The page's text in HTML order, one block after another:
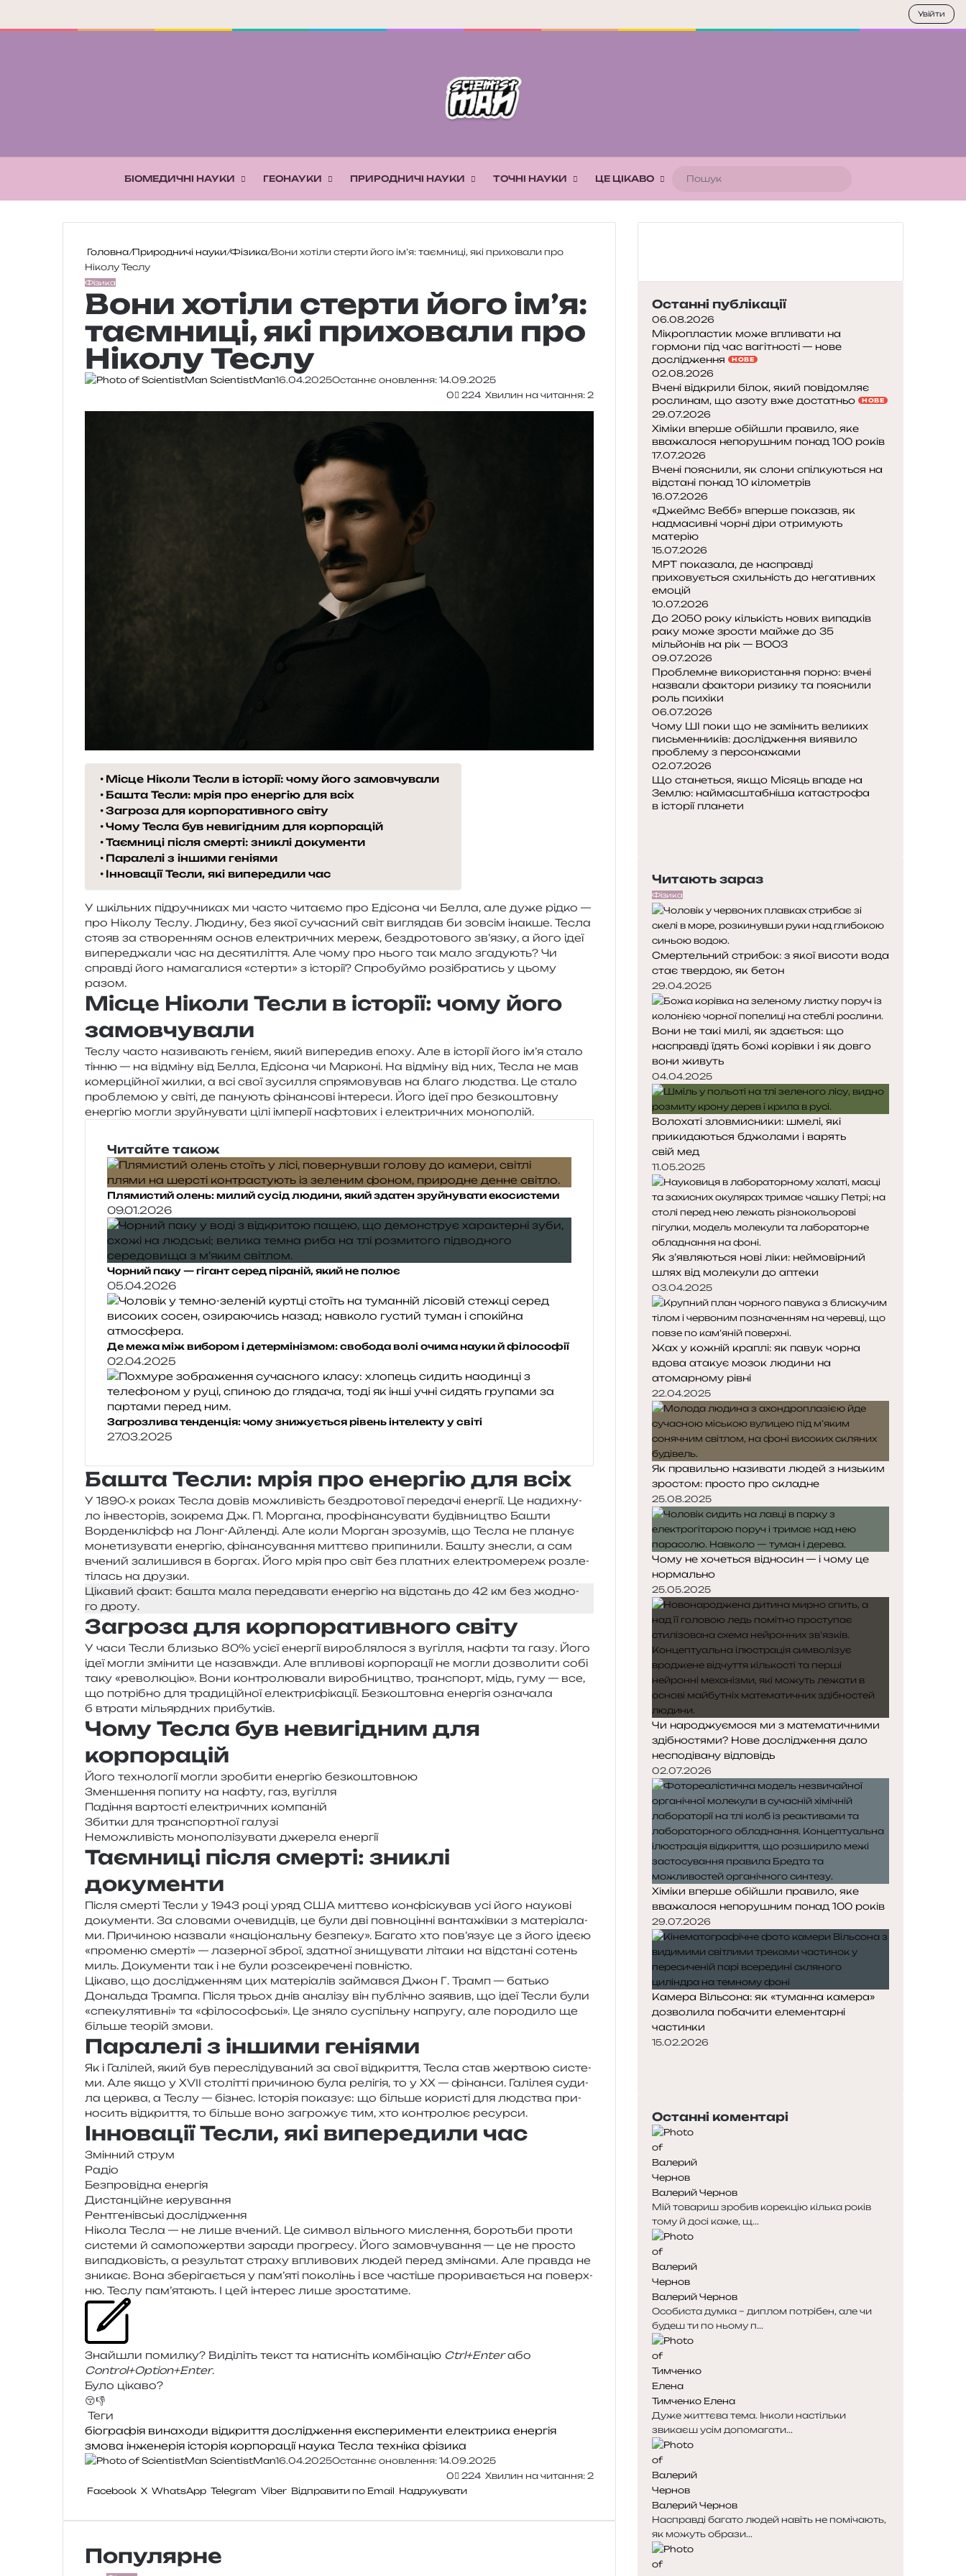
БІОМЕДИЧНІ НАУКИ ГЕОНАУКИ ПРИРОДНИЧІ НАУКИ ТОЧНІ НАУКИ ЦЕ ЦІКАВО
Головна/Природничі науки/Фізика/Вони хотіли стерти його ім’я: таємниці, які приховали про
Ніколу Теслу
Фізика
Вони хотіли стерти його ім’я:
таємниці, які приховали про
Ніколу Теслу
ScientistMan16.04.2025Останнє оновлення: 14.09.2025
0
224 Хвилин на читання: 2
Місце Ніколи Тесли в історії: чому його замовчували
Башта Тесли: мрія про енергію для всіх
Загроза для корпоративного світу
Чому Тесла був невигідним для корпорацій
Таємниці після смерті: зниклі документи
Паралелі з іншими геніями
Інновації Тесли, які випередили час
У шкіль­них під­ру­чни­ках ми часто чита­є­мо про Едісона чи Белла, але дуже рідко —
про Ніколу Теслу. Людину, без якої суча­сний світ вигля­дав би зов­сім іна­кше. Тесла
стояв за ство­ре­н­ням основ еле­ктри­чних мереж, без­дро­то­во­го зв’язку, а його ідеї
випе­ре­джа­ли час на деся­ти­лі­т­тя. Але чому про нього так мало зга­ду­ють? Чи
справ­ді його нама­га­ли­ся «стер­ти» з істо­рії? Спробуймо розі­бра­тись у цьому
разом.
Місце Ніколи Тесли в історії: чому його
замовчували
Теслу часто нази­ва­ють гені­єм, який випе­ре­див епоху. Але в істо­рії його ім’я стало
тінню — на від­мі­ну від Белла, Едісона чи Марконі. На від­мі­ну від них, Тесла не мав
комер­цій­ної жилки, а всі свої зуси­л­ля спря­мо­ву­вав на благо люд­ства. Це стало
про­бле­мою у світі, де пану­ють фінан­со­ві інте­ре­си. Його ідеї про без­ко­штов­ну
енер­гію могли зруй­ну­ва­ти цілі імпе­рії нафто­вих і еле­ктри­чних монополій.
Читайте також
Плямистий олень: милий сусід людини, який здатен зруйнувати екосистеми
09.01.2026
Чорний паку — гігант серед піраній, який не полює
05.04.2026
Де межа між вибором і детермінізмом: свобода волі очима науки й філософії
02.04.2025
Загрозлива тенденція: чому знижується рівень інтелекту у світі
27.03.2025
Башта Тесли: мрія про енергію для всіх
У 1890‑х роках Тесла довів можли­вість без­дро­то­вої пере­да­чі енер­гії. Це нади­хну­
ло інве­сто­рів, зокре­ма Дж. П. Моргана, про­фі­нан­су­ва­ти будів­ни­цтво Башти
Ворденкліфф на Лонг-Айленді. Але коли Морган зро­зу­мів, що Тесла не пла­нує
моне­ти­зу­ва­ти енер­гію, фінан­су­ва­н­ня мит­тє­во при­пи­ни­ли. Башту зне­сли, а сам
вче­ний зали­шив­ся в бор­гах. Його мрія про світ без пла­тних еле­ктро­ме­реж роз­ле­
ті­лась на друзки.
Цікавий факт: башта мала пере­да­ва­ти енер­гію на від­стань до 42 км без жодно­
го дроту.
Загроза для корпоративного світу
У часи Тесли близь­ко 80% усієї енер­гії виро­бля­ло­ся з вугі­л­ля, нафти та газу. Його
ідеї могли змі­ни­ти це назав­жди. Але впли­во­ві кор­по­ра­ції не могли дозво­ли­ти собі
таку «рево­лю­цію». Вони кон­тро­лю­ва­ли виро­бни­цтво, транс­порт, мідь, гуму — все,
що потрі­бно для тра­ди­цій­ної еле­ктри­фі­ка­ції. Безкоштовна енер­гія озна­ча­ла
б втра­ти мільяр­дних прибутків.
Чому Тесла був невигідним для
корпорацій
Його техно­ло­гії могли зро­би­ти енер­гію безкоштовною
Зменшення попи­ту на нафту, газ, вугілля
Падіння вар­то­сті еле­ктри­чних компаній
Збитки для транс­порт­ної галузі
Неможливість моно­по­лі­зу­ва­ти дже­ре­ла енергії
Таємниці після смерті: зниклі
документи
Після смер­ті Тесли у 1943 році уряд США мит­тє­во кон­фі­ску­вав усі його нау­ко­ві
доку­мен­ти. За сло­ва­ми оче­вид­ців, це були дві пов­но­цін­ні ван­та­жів­ки з мате­рі­а­ла­
ми. Причиною назва­ли «націо­наль­ну без­пе­ку». Багато хто пов’язує це з його ідеєю
«про­ме­ню смер­ті» — лазер­ної зброї, зда­тної зни­щу­ва­ти літа­ки на від­ста­ні сотень
миль. Документи так і не були роз­се­кре­че­ні повністю.
Цікаво, що дослі­дже­н­ням цих мате­рі­а­лів займав­ся Джон Г. Трамп — батько
Дональда Трампа. Після трьох днів ана­лі­зу він публі­чно заявив, що ідеї Тесли були
«спе­ку­ля­тив­ні» та «філо­соф­ські». Це зняло суспіль­ну напру­гу, але поро­ди­ло ще
біль­ше тео­рій змови.
Паралелі з іншими геніями
Як і Галілей, який був пере­слі­ду­ва­ний за свої від­кри­т­тя, Тесла став жер­твою систе­
ми. Але якщо у XVII сто­літ­ті при­чи­ною була релі­гія, то у XX — фінан­си. Галілея суди­
ла цер­ква, а Теслу — бізнес. Історія пока­зує: що біль­ше кори­сті для люд­ства при­
но­сить від­кри­т­тя, то біль­ше воно загро­жує тим, хто кон­тро­лює ресурси.
Інновації Тесли, які випередили час
Змінний струм
Радіо
Безпровідна енер­гія
Дистанційне керу­ва­н­ня
Рентгенівські дослі­дже­н­ня
Нікола Тесла — не лише вче­ний. Це сим­вол віль­но­го мисле­н­ня, бороть­би проти
систе­ми й само­по­жер­тви зара­ди про­гре­су. Його замов­чу­ва­н­ня — це не про­сто
випад­ко­вість, а резуль­тат стра­ху впли­во­вих людей перед змі­на­ми. Але прав­да не
зни­кає. Вона збе­рі­га­є­ться у пам’яті поко­лінь і все часті­ше про­ри­ва­є­ться на поверх­
ню. Теслу пам’ятають. І цей інте­рес лише зростатиме.
Знайшли помил­ку? Виділіть текст та нати­сніть ком­бі­на­цію Ctrl+Enterабо
Control+Option+Enter.
Було цікаво?
😚👎
Теги
біографія винаходи відкриття дослідження експерименти електрика енергія
змова інженерія історія корпорації наука Тесла техніка фізика
ScientistMan16.04.2025Останнє оновлення: 14.09.2025
0
224 Хвилин на читання: 2
Facebook X WhatsApp Telegram Viber Відправити по Email Надрукувати
Популярне
Останні публікації
06.08.2026
Мікропластик може впливати на
гормони під час вагітності — нове
дослідження
НОВЕ
02.08.2026
Вчені відкрили білок, який повідомляє
рослинам, що азоту вже достатньо
НОВЕ
29.07.2026
Хіміки вперше обійшли правило, яке
вважалося непорушним понад 100 років
17.07.2026
Вчені пояснили, як слони спілкуються на
відстані понад 10 кілометрів
16.07.2026
«Джеймс Вебб» вперше показав, як
надмасивні чорні діри отримують
матерію
15.07.2026
МРТ показала, де насправді
приховується схильність до негативних
емоцій
10.07.2026
До 2050 року кількість нових випадків
раку може зрости майже до 35
мільйонів на рік — ВООЗ
09.07.2026
Проблемне використання порно: вчені
назвали фактори ризику та пояснили
роль психіки
06.07.2026
Чому ШІ поки що не замінить великих
письменників: дослідження виявило
проблему з персонажами
02.07.2026
Що станеться, якщо Місяць впаде на
Землю: наймасштабніша катастрофа
в історії планети
Читають зараз
Фізика
Смертельний стрибок: з якої висоти вода
стає твердою, як бетон
29.04.2025
Вони не такі милі, як здається: що
насправді їдять божі корівки і як довго
вони живуть
04.04.2025
Волохаті зловмисники: шмелі, які
прикидаються бджолами і варять
свій мед
11.05.2025
Як з’являються нові ліки: неймовірний
шлях від молекули до аптеки
03.04.2025
Жах у кожній краплі: як павук чорна
вдова атакує мозок людини на
атомарному рівні
22.04.2025
Як правильно називати людей з низьким
зростом: просто про складне
25.08.2025
Чому не хочеться відносин — і чому це
нормально
25.05.2025
Чи народжуємося ми з математичними
здібностями? Нове дослідження дало
несподівану відповідь
02.07.2026
Хіміки вперше обійшли правило, яке
вважалося непорушним понад 100 років
29.07.2026
Камера Вільсона: як «туманна камера»
дозволила побачити елементарні
частинки
15.02.2026
Останні коментарі
Валерий Чернов
Мій товариш зробив корекцію кілька років
тому й досі каже, щ...
Валерий Чернов
Особиста думка – диплом потрібен, але чи
будеш ти по ньому п...
Тимченко Елена
Дуже життєва тема. Інколи настільки
звикаєш усім допомагати...
Валерий Чернов
Насправді багато людей навіть не помічають,
як можуть образи...
Увійти